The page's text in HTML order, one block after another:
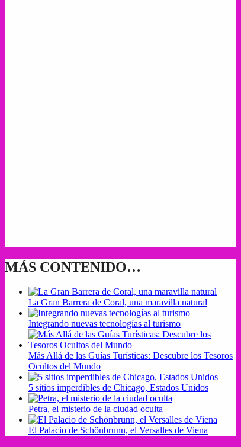
MÁS CONTENIDO…
La Gran Barrera de Coral, una maravilla natural
Integrando nuevas tecnologías al turismo
Más Allá de las Guías Turísticas: Descubre los Tesoros
Ocultos del Mundo
5 sitios imperdibles de Chicago, Estados Unidos
Petra, el misterio de la ciudad oculta
El Palacio de Schönbrunn, el Versalles de Viena